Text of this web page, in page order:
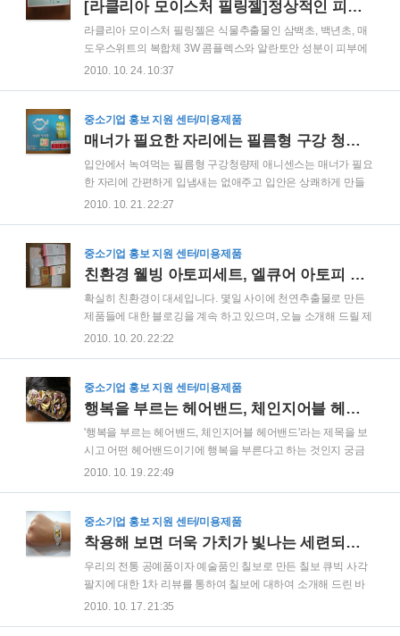
보리지, 선백리향의 복합체 3W 콤플렉스와 라리씰 성분이 모공
정시켜 매끈하고 건강한 모공을 가진 피부로 유지시켜 줍니다.
라클리아 블랙헤드 마사지는 한마디로 마사지와 팩 두가지 기
능을 효과적으로 제공하는 실용적이 제품으로 One Step으로
자극없이 블랙헤드를 녹여냄으로서 모공 속 노폐물과 블랙헤드
[라클리아 모이스처 필링젤]정상적인 피부를 위한 저자극 필링젤
라클리아 모이스처 필링젤은 식물추출물인 삼백초, 백년초, 매
도우스위트의 복합체 3W 콤플렉스와 알란토안 성분이 피부에
보습효과를 주고, 자극을 받은 피부에 진정 효과를 부여해 주며
필링젤입니다. 따라서 투명하게 맑아진 맑아진 피부와 매끈한
피부결을 제공해 주며 정상적인 피부로의 Turn-over 작용을 도
가 있는 상태에서 적당량을 덜어 눈가와 입가를 제외한 얼굴 전
체에 골고루 펴바른 뒤 각질이 시각적으로 확인이 될 때까지
3~5분 정도 손가락을 이용하여 적당한 힘으로 마사지한 후 물
로 깨끗이 씻어내고 기초손질을 하면 됩니다..
2010. 10. 24. 10:37
중소기업 홍보 지원 센터/미용제품
매너가 필요한 자리에는 필름형 구강 청량제, 애니센스
입안에서 녹여먹는 필름형 구강청량제 애니센스는 매너가 필요
한 자리에 간편하게 입냄새는 없애주고 입안은 상쾌하게 만들
어 주는 필름형 구강 청량제 입니다. 하나의 포장에 15장의 필름
의시, 식사후, 흡연후에도 입안의 냄새를 없애주는데 탁월한 효
과가 있을 뿐 아니라 기분을 상쾌하게 하고 정신을 맑게 해 주는
은 제품이라고 할 수 있습니다. 실제로 양치질을 하기 어려운 상
황에서 간단히 필름 하나만 살짝 입안에 넣어서 녹이면 양치질
을 한 효과와 비슷한 결과를 얻을 수 있는 아주 간편한 제품으로
항상 휴대하고 다닌다면 아주 유용하게 ..
2010. 10. 21. 22:27
중소기업 홍보 지원 센터/미용제품
친환경 웰빙 아토피세트, 엘큐어 아토피 세트(워시+오일+로션)
확실히 친환경이 대세입니다. 몇일 사이에 천연추출물로 만든
제품들에 대한 블로깅을 계속 하고 있으며, 오늘 소개해 드릴 제
품 또한 웰빙 친환경 아토피 세트인 엘큐어 아토피 세트(워시
이런 친환경 제품은 더욱 많아질 것으로 예상을 합니다. ▷ 친환
경 관련 제품 포스팅 참조 천연추출물로 만든 자연을 닮은 살균
환경 주방세제, 첨밀밀 주방세제 탈취와 알러지(Allergy) 예방을
한번에! 콩세알 섬유탈취제 믿을 수 있는 천연섬유탈취제, 콩세
알 섬유탈취제 이러한 친환경 제품들에 이어 이제 본격적으로
오늘 소개해 드릴 친환경 아토피 세트..
2010. 10. 20. 22:22
중소기업 홍보 지원 센터/미용제품
행복을 부르는 헤어밴드, 체인지어블 헤어밴드
'행복을 부르는 헤어밴드, 체인지어블 헤어밴드'라는 제목을 보
시고 어떤 헤어밴드이기에 행복을 부른다고 하는 것인지 궁금
해 하시는 분들이 많으실 것으로 생각합니다. 제가 종전에 작성
한 연필을 사용할 때마다 기분이 좋아져서 행복을 부르는 연필
이라고 한 것입니다. 같은 맥락으로 오늘 소개해 드리고자 하는
어진 만들어진 최고 디자인의 제품일 뿐만 아니라 팬던트가지
교체가 가능하여 그때 그때의 분위기에 따라 팬던트를 교체하
여 사용할 수 있으므로 헤어밴드 하나로도 얼마든지 행복해 질
수 있을 것 같다는 생각이 들 정도의 제품입니다. ..
2010. 10. 19. 22:49
중소기업 홍보 지원 센터/미용제품
착용해 보면 더욱 가치가 빛나는 세련되고 우아한 고품격 예술품 칠보
우리의 전통 공예품이자 예술품인 칠보로 만든 칠보 큐빅 사각
팔지에 대한 1차 리뷰를 통하여 칠보에 대하여 소개해 드린 바
있습니다. 칠보란, 금, 은, 구리, 점토, 유리 등의 바탕재료에 유
2010. 10. 17. 21:35